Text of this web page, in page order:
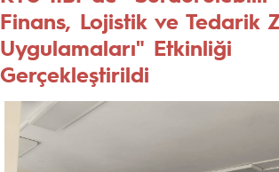
Finans, Lojistik ve Tedarik
Uygulamaları" Etkinliği
Gerçekleştirildi